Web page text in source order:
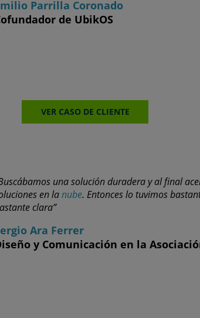
Parrilla Coronado
de UbikOS
VER CASO DE CLIENTE
una solución duradera y al final
en lanube. Entonces lo tuvimos
clara”
Ara Ferrer
y Comunicación en la